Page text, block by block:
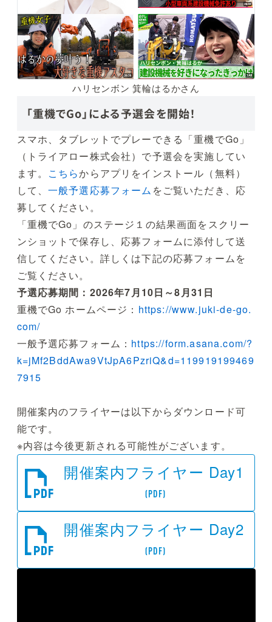
ハリセンボン 箕輪はるかさん
「重機でGo」による予選会を開始！
スマホ、タブレットでプレーできる「重機でGo」
（トライアロー株式会社）で予選会を実施してい
ます。 こちらからアプリをインストール（無料）
して、 一般予選応募フォーム をご覧いただき、応
募してください。
「重機でGo」のステージ１の結果画面をスクリー
ンショットで保存し、応募フォームに添付して送
信してください。詳しくは下記の応募フォームを
ご覧ください。
予選応募期間：2026年7月10日～8月31日
重機でGo ホームページ： https://www.juki-de-go.
com/
一般予選応募フォーム： https://form.asana.com/?
k=jMf2BddAwa9VtJpA6PzriQ&d=119919199469
7915
開催案内のフライヤーは以下からダウンロード可
能です。
※内容は今後更新される可能性がございます。
開催案内フライヤー Day1
(PDF)
開催案内フライヤー Day2
(PDF)